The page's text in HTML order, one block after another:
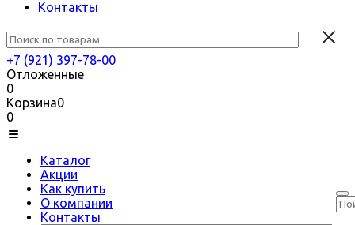
Контакты
+7 (921) 397-78-00
Отложенные
0
Корзина0
0
Каталог
Акции
Как купить
О компании
Контакты